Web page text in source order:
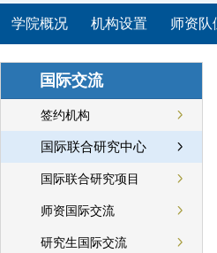
学院概况 机构设置 师资队
国际交流
签约机构
国际联合研究中心
国际联合研究项目
师资国际交流
研究生国际交流